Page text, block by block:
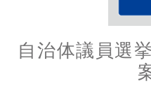
自治体議員選